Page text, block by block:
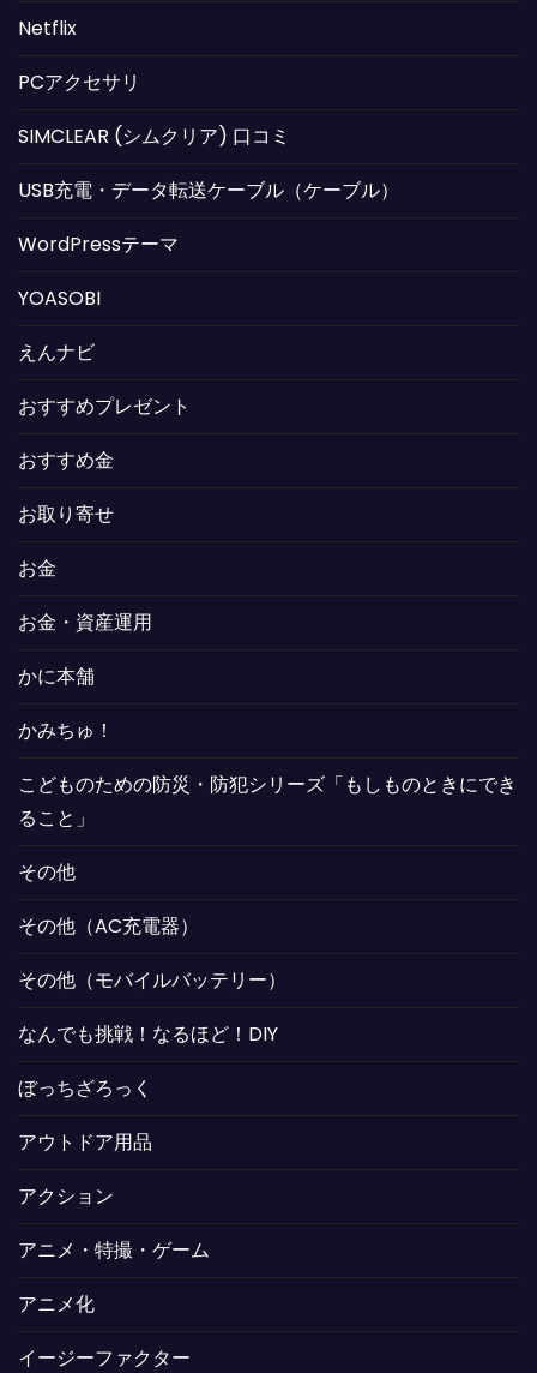
Netflix
PCアクセサリ
SIMCLEAR (シムクリア) 口コミ
USB充電・データ転送ケーブル（ケーブル）
WordPressテーマ
YOASOBI
えんナビ
おすすめプレゼント
おすすめ金
お取り寄せ
お金
お金・資産運用
かに本舗
かみちゅ！
こどものための防災・防犯シリーズ「もしものときにでき
ること」
その他
その他（AC充電器）
その他（モバイルバッテリー）
なんでも挑戦！なるほど！DIY
ぼっちざろっく
アウトドア用品
アクション
アニメ・特撮・ゲーム
アニメ化
イージーファクター